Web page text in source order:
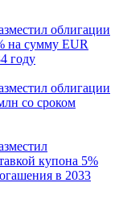
облигации
на сумму EUR
году
облигации
со сроком